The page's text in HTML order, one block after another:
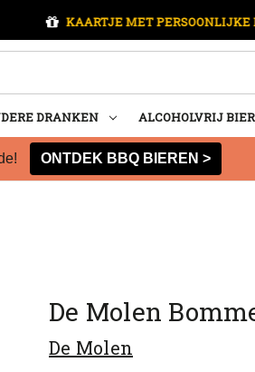
KAARTJE MET PERSOONLIJKE
DRANKEN ALCOHOLVRIJ BIER
ONTDEK BBQ BIEREN >
De Molen
De Molen